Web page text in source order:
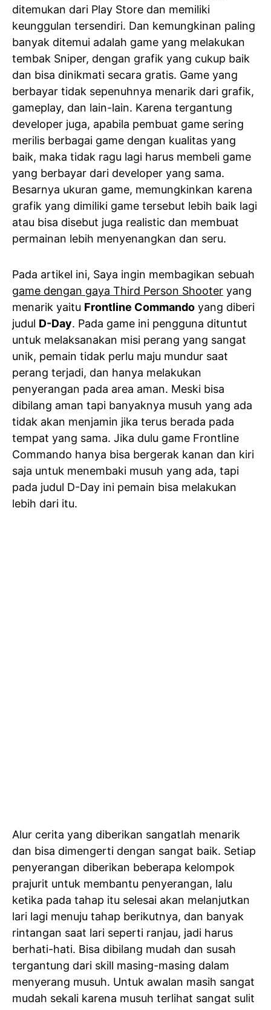
ditemukan dari Play Store dan memiliki
keunggulan tersendiri. Dan kemungkinan paling
banyak ditemui adalah game yang melakukan
tembak Sniper, dengan grafik yang cukup baik
dan bisa dinikmati secara gratis. Game yang
berbayar tidak sepenuhnya menarik dari grafik,
gameplay, dan lain-lain. Karena tergantung
developer juga, apabila pembuat game sering
merilis berbagai game dengan kualitas yang
baik, maka tidak ragu lagi harus membeli game
yang berbayar dari developer yang sama.
Besarnya ukuran game, memungkinkan karena
grafik yang dimiliki game tersebut lebih baik lagi
atau bisa disebut juga realistic dan membuat
permainan lebih menyenangkan dan seru.
Pada artikel ini, Saya ingin membagikan sebuah
game dengan gaya Third Person Shooter yang
menarik yaitu Frontline Commando yang diberi
judul D-Day. Pada game ini pengguna dituntut
untuk melaksanakan misi perang yang sangat
unik, pemain tidak perlu maju mundur saat
perang terjadi, dan hanya melakukan
penyerangan pada area aman. Meski bisa
dibilang aman tapi banyaknya musuh yang ada
tidak akan menjamin jika terus berada pada
tempat yang sama. Jika dulu game Frontline
Commando hanya bisa bergerak kanan dan kiri
saja untuk menembaki musuh yang ada, tapi
pada judul D-Day ini pemain bisa melakukan
lebih dari itu.
Alur cerita yang diberikan sangatlah menarik
dan bisa dimengerti dengan sangat baik. Setiap
penyerangan diberikan beberapa kelompok
prajurit untuk membantu penyerangan, lalu
ketika pada tahap itu selesai akan melanjutkan
lari lagi menuju tahap berikutnya, dan banyak
rintangan saat lari seperti ranjau, jadi harus
berhati-hati. Bisa dibilang mudah dan susah
tergantung dari skill masing-masing dalam
menyerang musuh. Untuk awalan masih sangat
mudah sekali karena musuh terlihat sangat sulit